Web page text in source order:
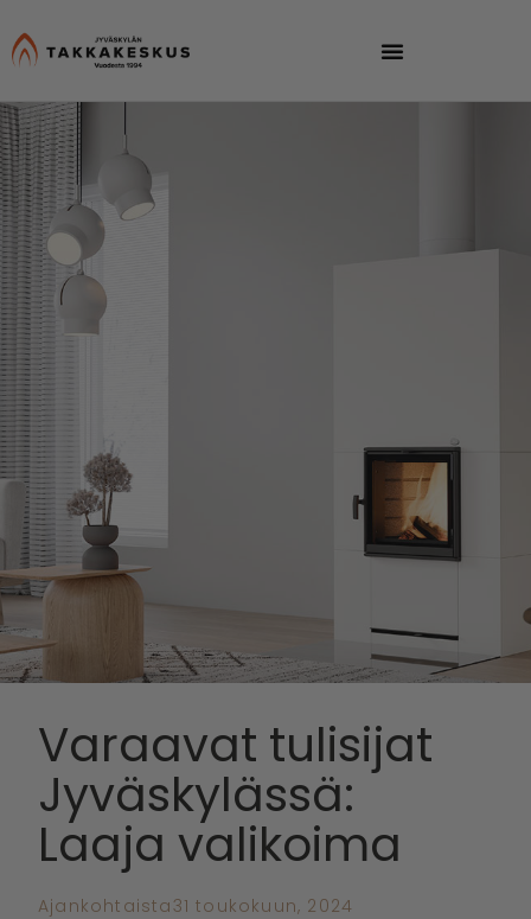
Varaavat tulisijat
Jyväskylässä:
Laaja valikoima
Ajankohtaista31 toukokuun, 2024